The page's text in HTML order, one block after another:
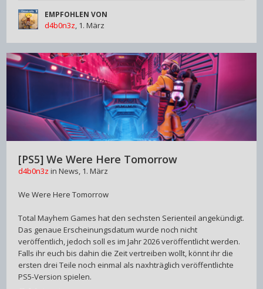
EMPFOHLEN VON
d4b0n3z, 1. März
[PS5] We Were Here Tomorrow
d4b0n3z in News, 1. März
We Were Here Tomorrow
Total Mayhem Games hat den sechsten Serienteil angekündigt.
Das genaue Erscheinungsdatum wurde noch nicht
veröffentlich, jedoch soll es im Jahr 2026 veröffentlicht werden.
Falls ihr euch bis dahin die Zeit vertreiben wollt, könnt ihr die
ersten drei Teile noch einmal als naxhträglich veröffentlichte
PS5-Version spielen.